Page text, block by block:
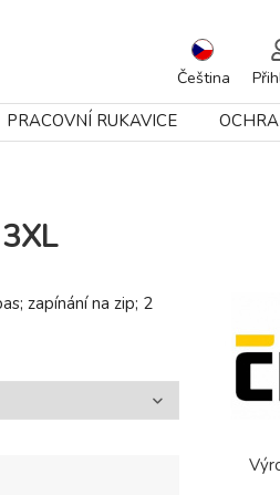
Čeština
PRACOVNÍ RUKAVICE
zapínání na zip; 2